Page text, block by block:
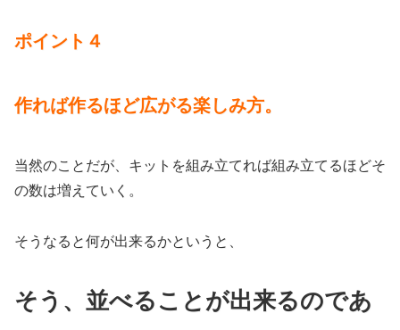
ポイント４
作れば作るほど広がる楽しみ方。
当然のことだが、キットを組み立てれば組み立てるほどそ
の数は増えていく。
そうなると何が出来るかというと、
そう、並べることが出来るのであ